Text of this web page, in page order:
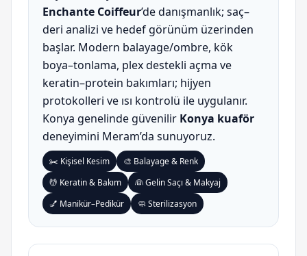
Enchante Coiffeur’de danışmanlık; saç–
deri analizi ve hedef görünüm üzerinden
başlar. Modern balayage/ombre, kök
boya–tonlama, plex destekli açma ve
keratin–protein bakımları; hijyen
protokolleri ve ısı kontrolü ile uygulanır.
Konya genelinde güvenilir Konya kuaför
deneyimini Meram’da sunuyoruz.
✂️ Kişisel Kesim
🎨 Balayage & Renk
💆 Keratin & Bakım
👰 Gelin Saçı & Makyaj
💅 Manikür–Pedikür
🧼 Sterilizasyon